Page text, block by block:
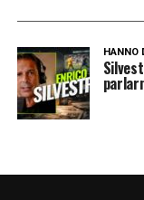
progetto, poi
LA PLAYLIST
HANNO